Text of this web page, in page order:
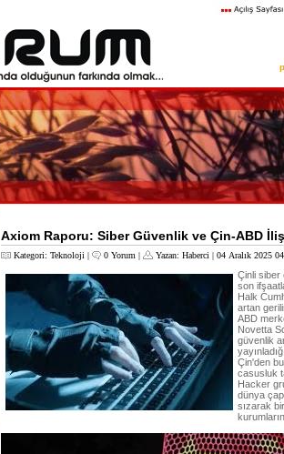
Axiom Raporu: Siber Güvenlik ve Çin-ABD
Kategori: Teknoloji | 0 Yorum | Yazan: Haberci | 04 Aralık 2025
Çinli siber
son
Halk
artan
ABD
Novetta
güvenlik
Çin'den
casusluk
Hacker
dünya
sızarak